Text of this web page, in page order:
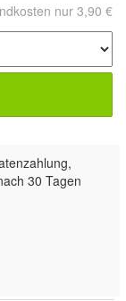
nur 3,90 €
30 Tagen